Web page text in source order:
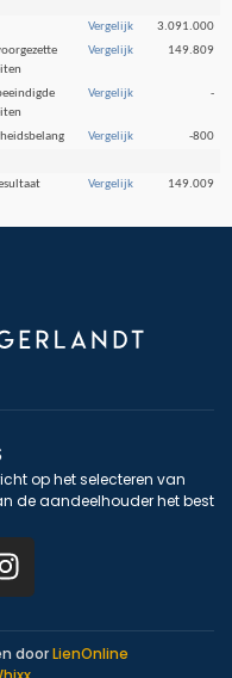
Vergelijk
3.091.000
Vergelijk 149.809
Vergelijk -
Vergelijk -800
Vergelijk 149.009
op het selecteren van
de aandeelhouder het best
doorLienOnline